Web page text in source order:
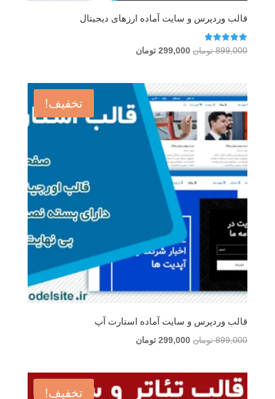
قالب وردپرس و سایت آماده ارزهای دیجیتال
امتیاز
5.00
899,000 تومان قیمت
بود.
299,000 تومانقیمت
است.
تخفیف!
قالب وردپرس و سایت آماده استارت آپ
899,000 تومان قیمت
بود.
299,000 تومانقیمت
تخفیف!